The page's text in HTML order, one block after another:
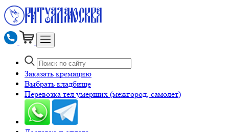
Заказать кремацию
Выбрать кладбище
Перевозка тел умерших (межгород, самолет)